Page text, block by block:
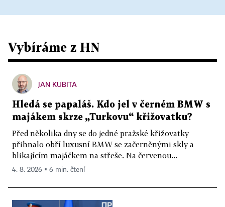
Vybíráme z HN
JAN KUBITA
Hledá se papaláš. Kdo jel v černém BMW s
majákem skrze „Turkovu“ křižovatku?
Před několika dny se do jedné pražské křižovatky
přihnalo obří luxusní BMW se začerněnými skly a
blikajícím majáčkem na střeše. Na červenou...
4. 8. 2026 ▪ 6 min. čtení